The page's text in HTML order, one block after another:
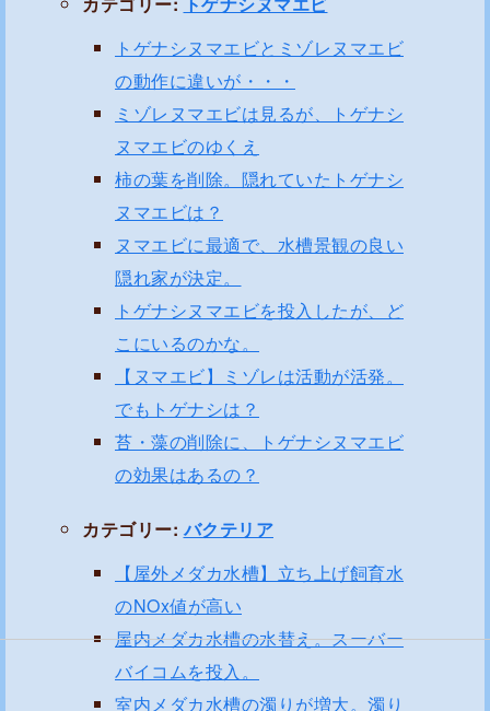
トゲナシヌマエビとミゾレヌマエビ
の動作に違いが・・・
ミゾレヌマエビは見るが、トゲナシ
ヌマエビのゆくえ
柿の葉を削除。隠れていたトゲナシ
ヌマエビは？
ヌマエビに最適で、水槽景観の良い
隠れ家が決定。
トゲナシヌマエビを投入したが、ど
こにいるのかな。
【ヌマエビ】ミゾレは活動が活発。
でもトゲナシは？
苔・藻の削除に、トゲナシヌマエビ
の効果はあるの？
カテゴリー:バクテリア
【屋外メダカ水槽】立ち上げ飼育水
のNOx値が高い
屋内メダカ水槽の水替え。スーバー
バイコムを投入。
室内メダカ水槽の濁りが増大。濁り